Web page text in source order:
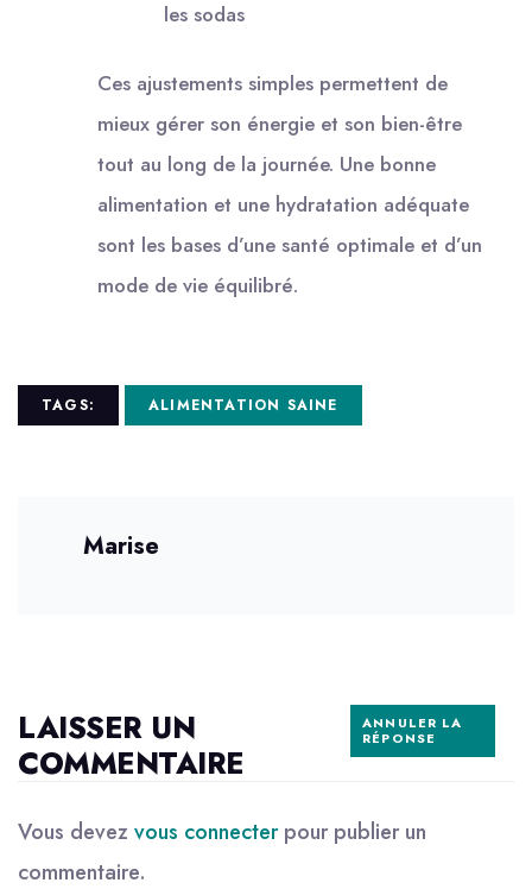
les sodas
Ces ajustements simples permettent de
mieux gérer son énergie et son bien-être
tout au long de la journée. Une bonne
alimentation et une hydratation adéquate
sont les bases d’une santé optimale et d’un
mode de vie équilibré.
TAGS: ALIMENTATION SAINE
Marise
LAISSER UN
COMMENTAIRE
ANNULER LA
RÉPONSE
Vous devez vous connecterpour publier un
commentaire.